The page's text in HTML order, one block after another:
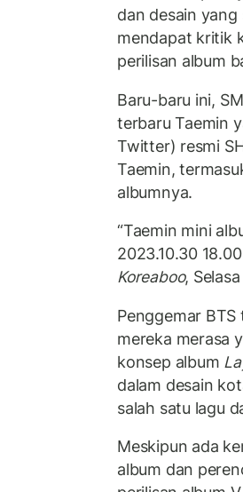
dan desain
mendapat kritik
perilisan album
Baru-baru ini,
terbaru Taemin
Twitter) resmi
Taemin,
albumnya.
“Taemin mini
2023.10.30
Koreaboo,
Penggemar
mereka merasa
konsep album
dalam desain
salah satu lagu
Meskipun ada
album dan